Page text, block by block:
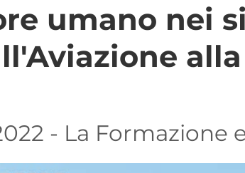
umano nei
alla
- La Formazione